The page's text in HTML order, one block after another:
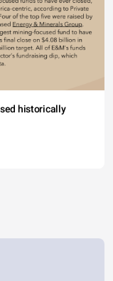
historically